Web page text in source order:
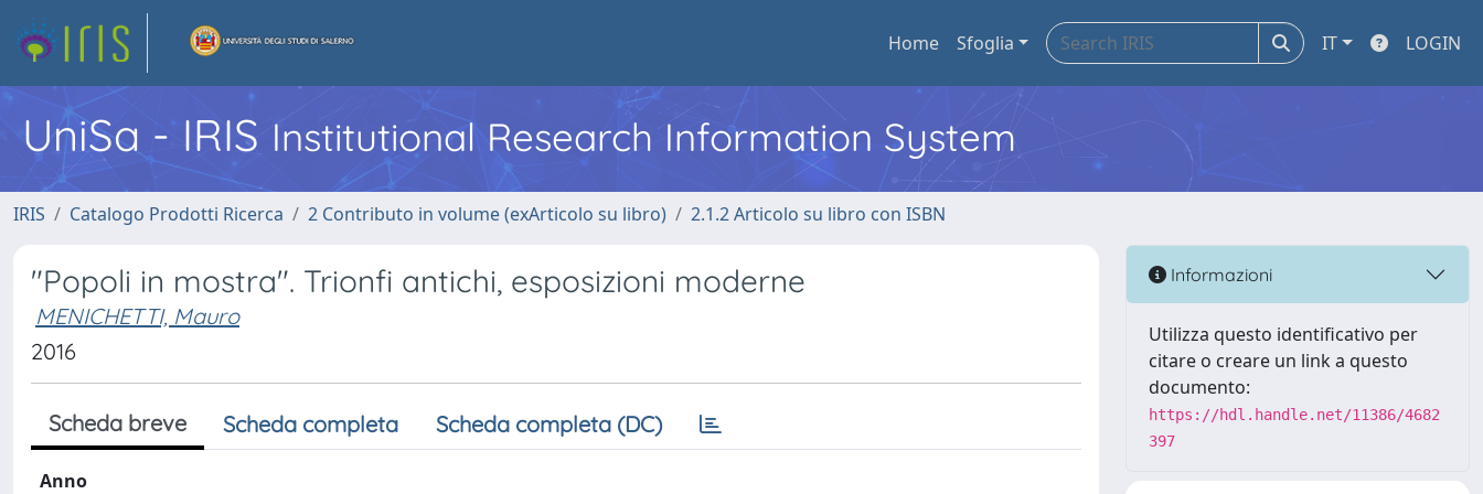
Home Sfoglia IT LOGIN
UniSa - IRIS Institutional Research Information System
IRIS Catalogo Prodotti Ricerca 2 Contributo in volume (exArticolo su libro) 2.1.2 Articolo su libro con ISBN
"Popoli in mostra". Trionfi antichi, esposizioni moderne
MENICHETTI, Mauro
2016
Scheda breve Scheda completa Scheda completa (DC)
Anno
Informazioni
Utilizza questo identificativo per
citare o creare un link a questo
documento:
https://hdl.handle.net/11386/4682
397